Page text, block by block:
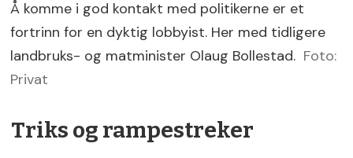
Å komme i god kontakt med politikerne er et
fortrinn for en dyktig lobbyist. Her med tidligere
landbruks- og matminister Olaug Bollestad. Foto:
Privat
Triks og rampestreker